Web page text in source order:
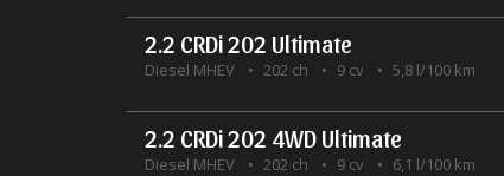
2.2 CRDi 202 Ultimate
Diesel MHEV 202 ch 9 cv 5,8 l/100 km
2.2 CRDi 202 4WD Ultimate
Diesel MHEV 202 ch 9 cv 6,1 l/100 km